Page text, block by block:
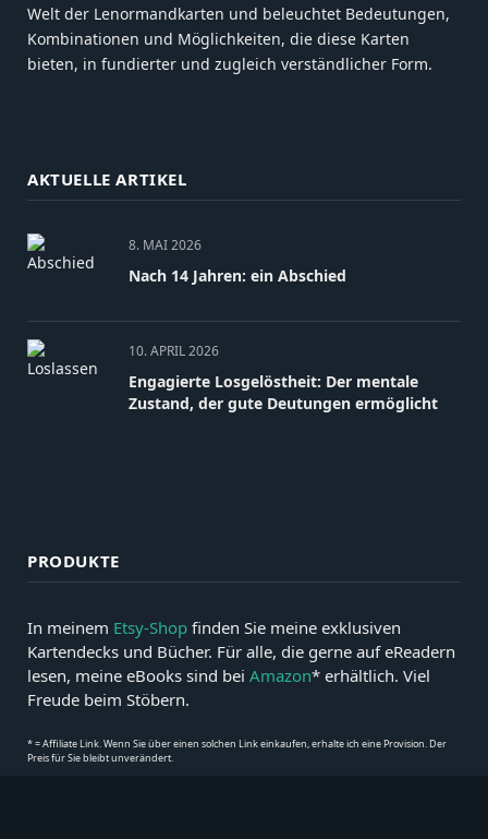
Welt der Lenormandkarten und beleuchtet Bedeutungen,
Kombinationen und Möglichkeiten, die diese Karten
bieten, in fundierter und zugleich verständlicher Form.
AKTUELLE ARTIKEL
8. MAI 2026
Nach 14 Jahren: ein Abschied
10. APRIL 2026
Engagierte Losgelöstheit: Der mentale
Zustand, der gute Deutungen ermöglicht
PRODUKTE
In meinem Etsy-Shop finden Sie meine exklusiven
Kartendecks und Bücher. Für alle, die gerne auf eReadern
lesen, meine eBooks sind bei Amazon* erhältlich. Viel
Freude beim Stöbern.
* = Affiliate Link. Wenn Sie über einen solchen Link einkaufen, erhalte ich eine Provision. Der
Preis für Sie bleibt unverändert.